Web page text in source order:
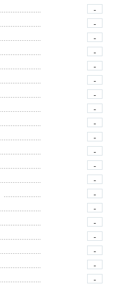
-
-
-
-
-
-
-
-
-
-
-
-
-
-
-
-
-
-
-
-